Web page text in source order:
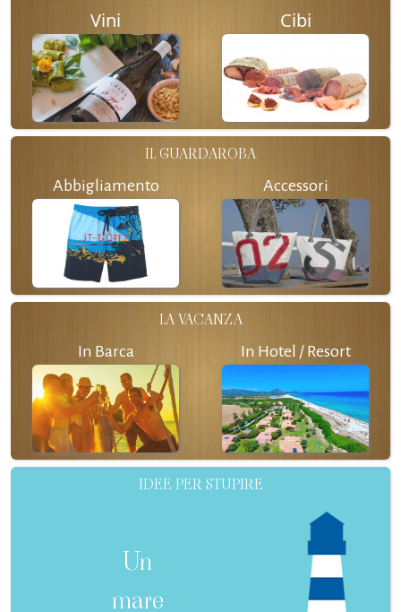
Vini Cibi
IL GUARDAROBA
Abbigliamento Accessori
LA VACANZA
In Barca In Hotel / Resort
IDEE PER STUPIRE
Un
mare